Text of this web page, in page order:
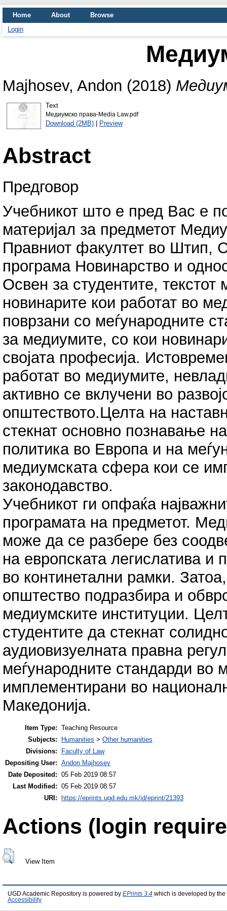
Home About
Browse
Login
Majhosev, Andon (2018)
Text
Mедиумско права-Media Law.pdf
Download (2MB)| Preview
Abstract
Предговор
Учебникот што е пред Вас е
материјал за предметот
Правниот факултет во Штип,
програма Новинарство и
Освен за студентите,
новинарите кои работат во
поврзани со меѓународните
за медиумите, со кои
својата професија.
работат во медиумите,
активно се вклучени во
општеството.Целта на
стекнат основно познавање
политика во Европа и на
медиумската сфера кои се
законодавство.
Учебникот ги опфаќа
програмата на предметот.
може да се разбере без
на европската легислатива и
во континетални рамки.
општество подразбира и
медиумските институции.
студентите да стекнат
аудиовизуелната правна
меѓународните стандарди во
имплементирани во
Македонија.
Item Type: Teaching Resource
Subjects:
Humanities > Other humanities
Divisions:
Faculty of Law
Depositing User: Andon Majhosev
Date Deposited: 05 Feb 2019 08:57
Last Modified: 05 Feb 2019 08:57
URI:
https://eprints.ugd.edu.mk/id/eprint/21393
Actions (login
View Item
UGD Academic Repository is powered by EPrints 3.4 which is developed by the
Accessibility